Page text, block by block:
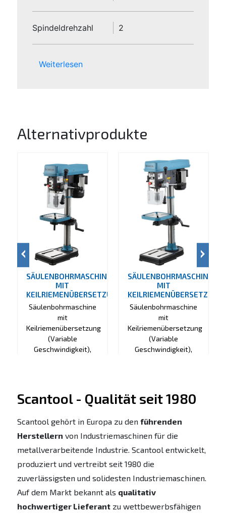
Spindeldrehzahl 2
Weiterlesen
Alternativprodukte
SÄULENBOHRMASCHINE
MIT
KEILRIEMENÜBERSETZUNG
Säulenbohrmaschine
mit
Keilriemenübersetzung
(Variable
Geschwindigkeit),
ANZEIGEN
SÄULENBOHRMASCHINE
MIT
KEILRIEMENÜBERSETZUNG
Säulenbohrmaschine
mit
Keilriemenübersetzung
(Variable
Geschwindigkeit),
ANZEIGEN
Scantool - Qualität seit 1980
Scantool gehört in Europa zu den führenden
Herstellern von Industriemaschinen für die
metallverarbeitende Industrie. Scantool entwickelt,
produziert und vertreibt seit 1980 die
zuverlässigsten und solidesten Industriemaschinen.
Auf dem Markt bekannt als qualitativ
hochwertiger Lieferantzu wettbewerbsfähigen